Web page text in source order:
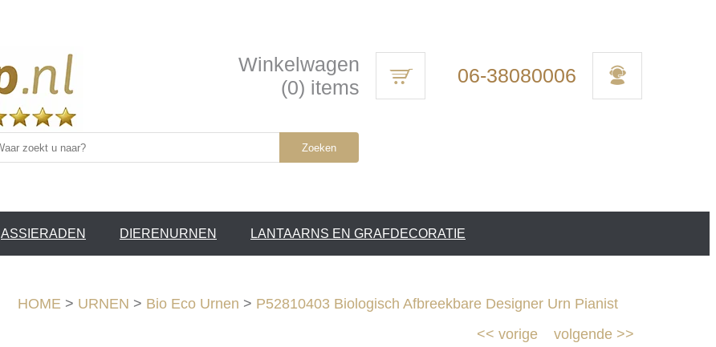
Winkelwagen
(0) items
06-38080006
Zoeken
ASSIERADEN DIERENURNEN LANTAARNS EN GRAFDECORATIE
HOME > URNEN > Bio Eco Urnen > P52810403 Biologisch Afbreekbare Designer Urn Pianist
volgende >>
<< vorige